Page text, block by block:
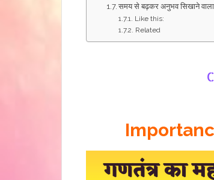
समय से बढ़कर अनुभव सिखाने
Like this:
Related